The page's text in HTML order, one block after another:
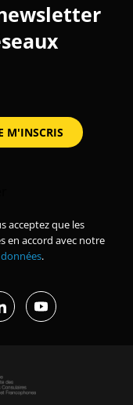
acceptez que les
en accord avec notre
.